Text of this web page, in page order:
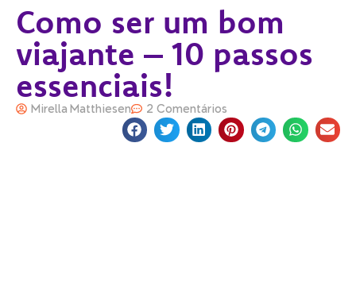
Como ser um bom
viajante – 10 passos
essenciais!
Mirella Matthiesen 2 Comentários